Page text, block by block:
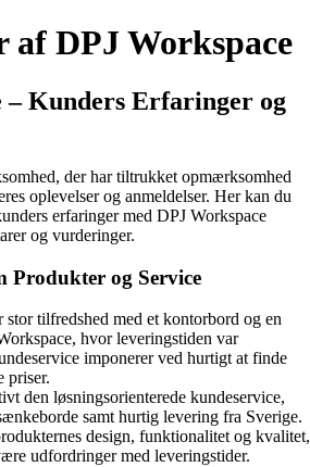
af DPJ Workspace
– Kunders Erfaringer og
der har tiltrukket opmærksomhed
oplevelser og anmeldelser. Her kan du
erfaringer med DPJ Workspace
og vurderinger.
Produkter og Service
tilfredshed med et kontorbord og en
hvor leveringstiden var
imponerer ved hurtigt at finde
priser.
den løsningsorienterede kundeservice,
samt hurtig levering fra Sverige.
design, funktionalitet og kvalitet,
udfordringer med leveringstider.